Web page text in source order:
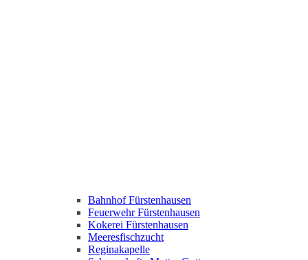
Bahnhof Fürstenhausen
Feuerwehr Fürstenhausen
Kokerei Fürstenhausen
Meeresfischzucht
Reginakapelle